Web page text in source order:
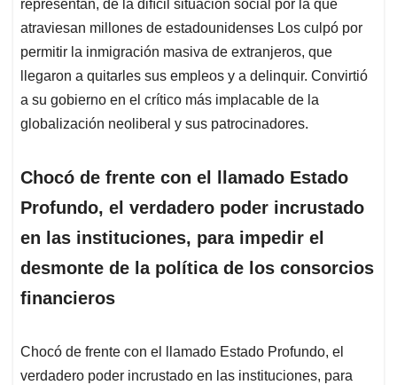
representan, de la difícil situación social por la que
atraviesan millones de estadounidenses Los culpó por
permitir la inmigración masiva de extranjeros, que
llegaron a quitarles sus empleos y a delinquir. Convirtió
a su gobierno en el crítico más implacable de la
globalización neoliberal y sus patrocinadores.
Chocó de frente con el llamado Estado
Profundo, el verdadero poder incrustado
en las instituciones, para impedir el
desmonte de la política de los consorcios
financieros
Chocó de frente con el llamado Estado Profundo, el
verdadero poder incrustado en las instituciones, para